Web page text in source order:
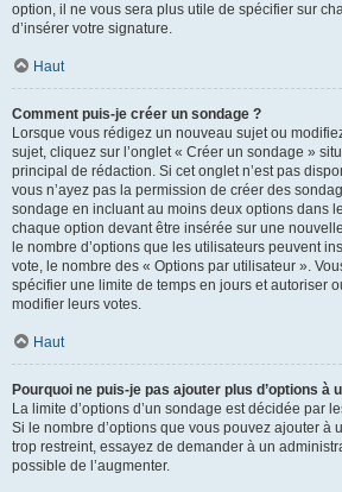
option, il ne vous sera plus utile de spécifier sur
d’insérer votre signature.
Haut
Comment puis-je créer un sondage ?
Lorsque vous rédigez un nouveau sujet ou
sujet, cliquez sur l’onglet « Créer un sondage »
principal de rédaction. Si cet onglet n’est pas
vous n’ayez pas la permission de créer des
sondage en incluant au moins deux options dans
chaque option devant être insérée sur une
le nombre d’options que les utilisateurs peuvent
vote, le nombre des « Options par utilisateur ».
spécifier une limite de temps en jours et autoriser
modifier leurs votes.
Haut
Pourquoi ne puis-je pas ajouter plus d’options à
La limite d’options d’un sondage est décidée par
Si le nombre d’options que vous pouvez ajouter à
trop restreint, essayez de demander à un
possible de l’augmenter.